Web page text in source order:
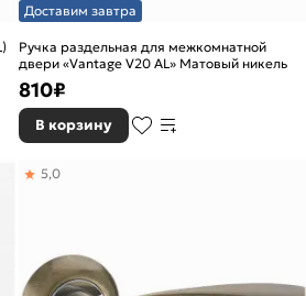
Доставим завтра
Ручка раздельная для межкомнатной
двери «Vantage V20 AL» Матовый никель
810₽
В корзину
5,0